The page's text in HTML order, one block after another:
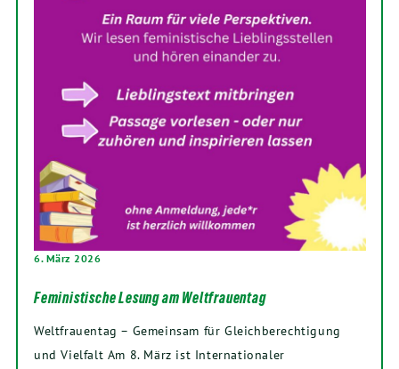
6. März 2026
Feministische Lesung am Weltfrauentag
Weltfrauentag – Gemeinsam für Gleichberechtigung
und Vielfalt Am 8. März ist Internationaler